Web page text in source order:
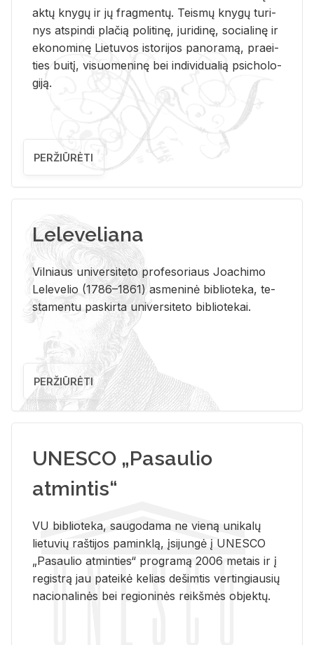
aktų kny­gų ir jų frag­men­tų. Teis­mų kny­gų tu­ri­
nys at­spin­di pla­čią po­li­ti­nę, ju­ri­di­nę, so­cia­li­nę ir
eko­no­mi­nę Lie­tu­vos is­to­ri­jos pa­no­ra­mą, pra­ei­
ties bui­tį, vi­suo­me­ni­nę bei in­di­vi­dua­lią psi­cho­lo­
gi­ją.
PERŽIŪRĖTI
Leleveliana
Vil­niaus uni­ver­si­te­to pro­fe­so­riaus Jo­a­chi­mo
Le­le­ve­lio (1786–1861) as­me­ni­nė bi­b­lio­te­ka, te­
sta­men­tu pa­skir­ta uni­ver­si­te­to bi­b­lio­te­kai.
PERŽIŪRĖTI
UNESCO „Pasaulio
atmintis“
VU biblioteka, saugodama ne vieną unikalų
lietuvių raštijos paminklą, įsijungė į UNESCO
„Pasaulio atminties“ programą 2006 metais ir į
registrą jau pateikė kelias dešimtis vertingiausių
nacionalinės bei regioninės reikšmės objektų.